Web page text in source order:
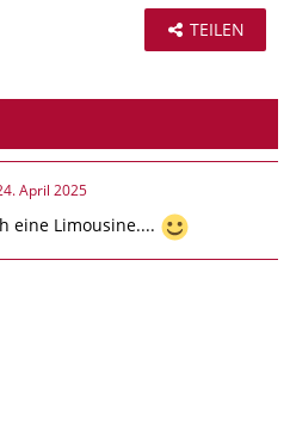
TEILEN
April 2025
eine Limousine....